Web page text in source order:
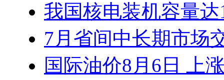
我国核电装机容量达
7月省间中长期市场
国际油价8月6日 上